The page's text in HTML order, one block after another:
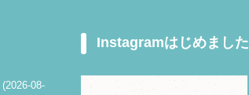
2026-08-
Instagramはじめました